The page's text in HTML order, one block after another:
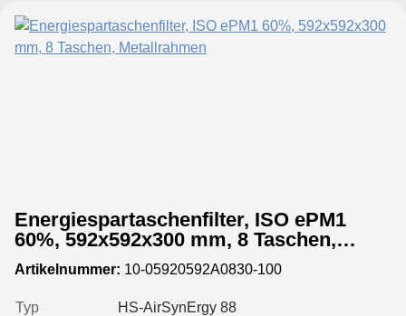
Energiespartaschenfilter, ISO ePM1
60%, 592x592x300 mm, 8 Taschen,
Metallrahmen
Artikelnummer: 10-05920592A0830-100
Typ
HS-AirSynErgy 88